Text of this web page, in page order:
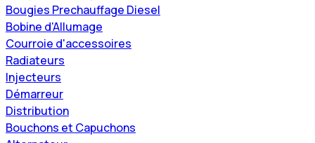
Bougies Prechauffage Diesel
Bobine d'Allumage
Courroie d'accessoires
Radiateurs
Injecteurs
Démarreur
Distribution
Bouchons et Capuchons